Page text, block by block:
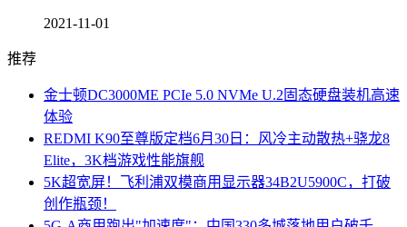
2021-11-01
推荐
金士顿DC3000ME PCIe 5.0 NVMe U.2固态硬盘装机高速
体验
REDMI K90至尊版定档6月30日：风冷主动散热+骁龙8
Elite，3K档游戏性能旗舰
5K超宽屏！飞利浦双模商用显示器34B2U5900C，打破
创作瓶颈！